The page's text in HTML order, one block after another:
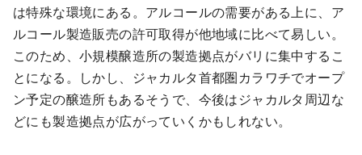
は特殊な環境にある。アルコールの需要がある上に、ア
ルコール製造販売の許可取得が他地域に比べて易しい。
このため、小規模醸造所の製造拠点がバリに集中するこ
とになる。しかし、ジャカルタ首都圏カラワチでオープ
ン予定の醸造所もあるそうで、今後はジャカルタ周辺な
どにも製造拠点が広がっていくかもしれない。